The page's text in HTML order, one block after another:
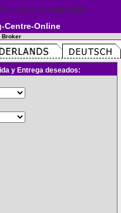
Centre-Online
Broker
y Entrega deseados: